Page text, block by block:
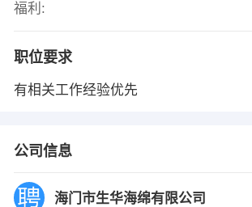
福利:
职位要求
有相关工作经验优先
公司信息
海门市生华海绵有限公司